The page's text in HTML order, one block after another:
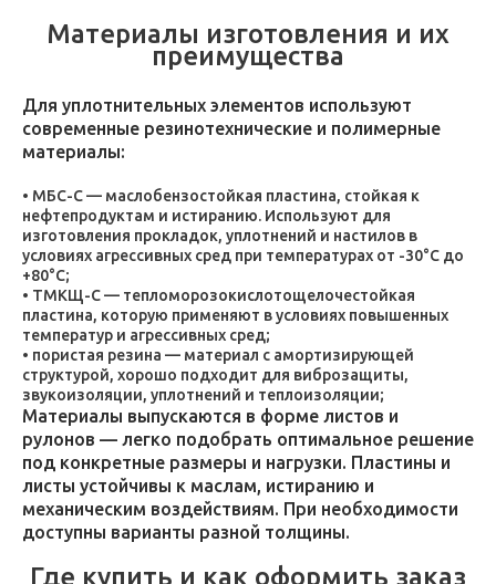
Материалы изготовления и их
преимущества
Для уплотнительных элементов используют
современные резинотехнические и полимерные
материалы:
МБС-С — маслобензостойкая пластина, стойкая к
нефтепродуктам и истиранию. Используют для
изготовления прокладок, уплотнений и настилов в
условиях агрессивных сред при температурах от -30°C до
+80°C;
ТМКЩ-С — тепломорозокислотощелочестойкая
пластина, которую применяют в условиях повышенных
температур и агрессивных сред;
пористая резина — материал с амортизирующей
структурой, хорошо подходит для виброзащиты,
звукоизоляции, уплотнений и теплоизоляции;
Материалы выпускаются в форме листов и
рулонов — легко подобрать оптимальное решение
под конкретные размеры и нагрузки. Пластины и
листы устойчивы к маслам, истиранию и
механическим воздействиям. При необходимости
доступны варианты разной толщины.
Где купить и как оформить заказ